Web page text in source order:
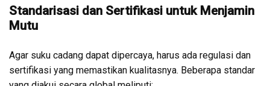
Standarisasi dan Sertifikasi untuk Menjamin
Mutu
Agar suku cadang dapat dipercaya, harus ada regulasi dan
sertifikasi yang memastikan kualitasnya. Beberapa standar